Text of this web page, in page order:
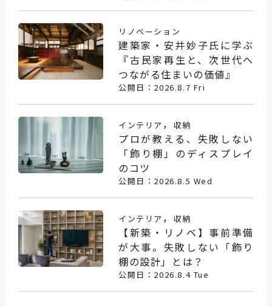
リノベーション
建築家・安井妙子氏に学ぶ
『古民家再生と、次世代へ
つながる住まいの価値』
公開日：2026.8.7 Fri
インテリア ， 収納
プロが教える、失敗しない
「飾り棚」のディスプレイ
のコツ
公開日：2026.8.5 Wed
インテリア ， 収納
【新築・リノベ】事前準備
が大事。失敗しない「飾り
棚の設計」とは？
公開日：2026.8.4 Tue